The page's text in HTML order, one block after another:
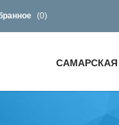
(0)